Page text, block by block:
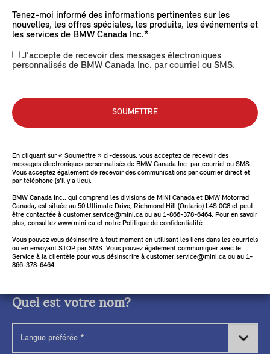
Découverte en primeur des tout derniers produits
MINI
MINI
Réception de communications personnalisées
nouvelles, les offres spéciales, les produits, les
événements et les services de BMW Canada Inc.*
En cliquant sur « Soumettre » ci-dessous, vous acceptez de recevoir des
messages électroniques personnalisés de BMW Canada Inc. par courriel ou SMS.
Vous acceptez également de recevoir des communications par courrier direct et
par téléphone (s'il y a lieu).
*BMW Canada Inc., qui comprend les divisions de MINI Canada et BMW Motorrad
Canada, est située au 50 Ultimate Drive, Richmond Hill (Ontario) L4S 0C8 et peut
être contactée à customer.service@mini.ca ou au 1-866-378-6464. Pour en savoir
plus, consultez www.mini.ca et notre Politique de confidentialité.
Vous pouvez vous désinscrire à tout moment en utilisant les liens dans les courriels
ou en envoyant STOP par SMS. Vous pouvez également communiquer avec le
Service à la clientèle pour vous désinscrire à customer.service@mini.ca ou au 1-
866-378-6464.
Quel est votre nom?
Tenez-moi informé des informations pertinentes sur les
nouvelles, les offres spéciales, les produits, les événements et
les services de BMW Canada Inc.*
J'accepte de recevoir des messages électroniques
personnalisés de BMW Canada Inc. par courriel ou SMS.
SOUMETTRE
En cliquant sur « Soumettre » ci-dessous, vous acceptez de recevoir des
messages électroniques personnalisés de BMW Canada Inc. par courriel ou SMS.
Vous acceptez également de recevoir des communications par courrier direct et
par téléphone (s'il y a lieu).
BMW Canada Inc., qui comprend les divisions de MINI Canada et BMW Motorrad
Canada, est située au 50 Ultimate Drive, Richmond Hill (Ontario) L4S 0C8 et peut
être contactée à customer.service@mini.ca ou au 1-866-378-6464. Pour en savoir
plus, consultez www.mini.ca et notre Politique de confidentialité.
Vous pouvez vous désinscrire à tout moment en utilisant les liens dans les courriels
ou en envoyant STOP par SMS. Vous pouvez également communiquer avec le
Service à la clientèle pour vous désinscrire à customer.service@mini.ca ou au 1-
866-378-6464.